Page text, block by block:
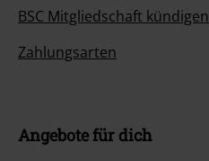
BSC Mitgliedschaft kündigen
Zahlungsarten
Angebote für dich